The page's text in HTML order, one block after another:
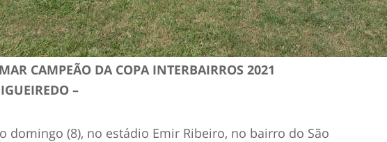
CAMPEÃO DA COPA INTERBAIRROS 2021
–
domingo (8), no estádio Emir Ribeiro, no bairro do São